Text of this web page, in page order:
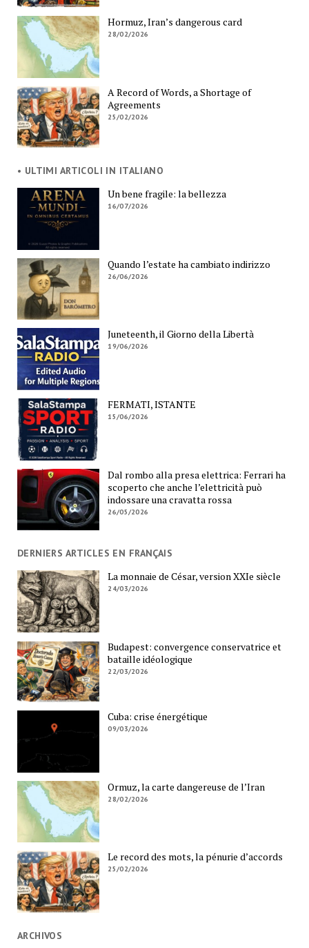
Hormuz, Iran’s dangerous card
28/02/2026
A Record of Words, a Shortage of
Agreements
25/02/2026
• ULTIMI ARTICOLI IN ITALIANO
Un bene fragile: la bellezza
16/07/2026
Quando l’estate ha cambiato indirizzo
26/06/2026
Juneteenth, il Giorno della Libertà
19/06/2026
FERMATI, ISTANTE
15/06/2026
Dal rombo alla presa elettrica: Ferrari ha
scoperto che anche l’elettricità può
indossare una cravatta rossa
26/05/2026
DERNIERS ARTICLES EN FRANÇAIS
La monnaie de César, version XXIe siècle
24/03/2026
Budapest: convergence conservatrice et
bataille idéologique
22/03/2026
Cuba: crise énergétique
09/03/2026
Ormuz, la carte dangereuse de l’Iran
28/02/2026
Le record des mots, la pénurie d’accords
25/02/2026
ARCHIVOS